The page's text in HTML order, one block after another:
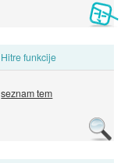
Hitre funkcije
seznam tem